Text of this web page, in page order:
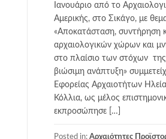
Ιανουάριο από το
Αμερικής, στο Σικάγο, με
«Αποκατάσταση, συντήρηση
αρχαιολογικών χώρων και
στο πλαίσιο των στόχων
βιώσιμη ανάπτυξη»
Εφορείας Αρχαιοτήτων
Κόλλια, ως μέλος
εκπροσώπησε […]
Posted in: Αρχαιότητες